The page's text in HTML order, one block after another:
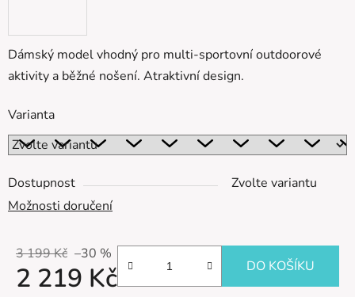
Dámský model vhodný pro multi-sportovní outdoorové
aktivity a běžné nošení. Atraktivní design.
Varianta
Dostupnost
Zvolte variantu
Možnosti doručení
3 199 Kč –30 %
2 219 Kč DO KOŠÍKU